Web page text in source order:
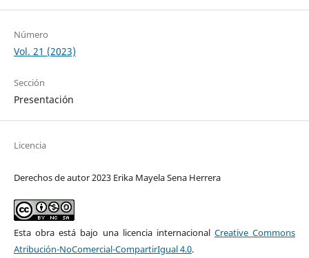
Número
Vol. 21 (2023)
Sección
Presentación
Licencia
Derechos de autor 2023 Erika Mayela Sena Herrera
Esta obra está bajo una licencia internacional Creative Commons
Atribución-NoComercial-CompartirIgual 4.0.